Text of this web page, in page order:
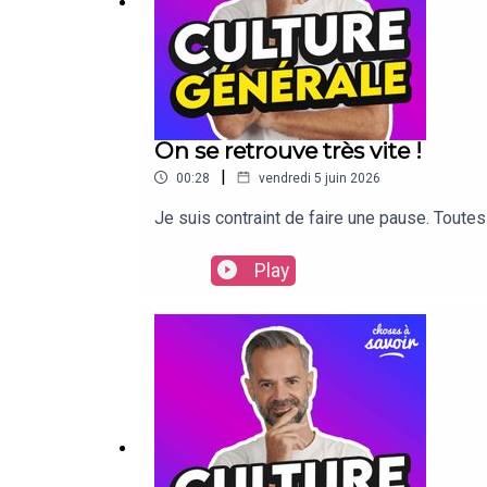
On se retrouve très vite !
00:28 | vendredi 5 juin 2026
Je suis contraint de faire une pause.
Play